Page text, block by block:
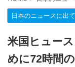
日本のニュースに出
米国ヒュー
めに72時間